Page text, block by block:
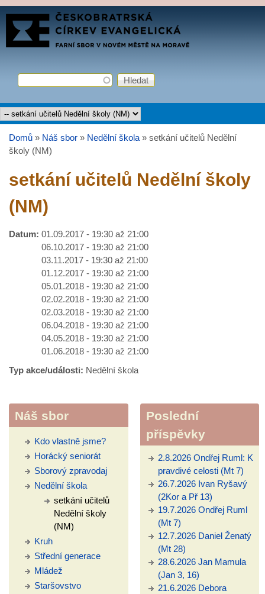
Přejít k hlavnímu obsahu
FARNÍ
SBOR
Vyhledávání
Hledat
Hlavní menu
Jste zde
Domů » Náš sbor » Nedělní škola » setkání učitelů Nedělní
školy (NM)
setkání učitelů Nedělní školy
(NM)
Datum: 01.09.2017 - 19:30 až 21:00
06.10.2017 - 19:30 až 21:00
03.11.2017 - 19:30 až 21:00
01.12.2017 - 19:30 až 21:00
05.01.2018 - 19:30 až 21:00
02.02.2018 - 19:30 až 21:00
02.03.2018 - 19:30 až 21:00
06.04.2018 - 19:30 až 21:00
04.05.2018 - 19:30 až 21:00
01.06.2018 - 19:30 až 21:00
Typ akce/události: Nedělní škola
Náš sbor
Kdo vlastně jsme?
Horácký seniorát
Sborový zpravodaj
Nedělní škola
setkání učitelů
Nedělní školy
(NM)
Kruh
Střední generace
Mládež
Staršovstvo
Poslední
příspěvky
2.8.2026 Ondřej Ruml: K
pravdivé celosti (Mt 7)
26.7.2026 Ivan Ryšavý
(2Kor a Př 13)
19.7.2026 Ondřej Ruml
(Mt 7)
12.7.2026 Daniel Ženatý
(Mt 28)
28.6.2026 Jan Mamula
(Jan 3, 16)
21.6.2026 Debora